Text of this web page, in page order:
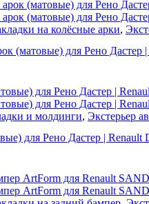
на колёсные арки,
(матовые) для Рено Дастер
и молдинги, Экстерьер
для Рено Дастер | Renault